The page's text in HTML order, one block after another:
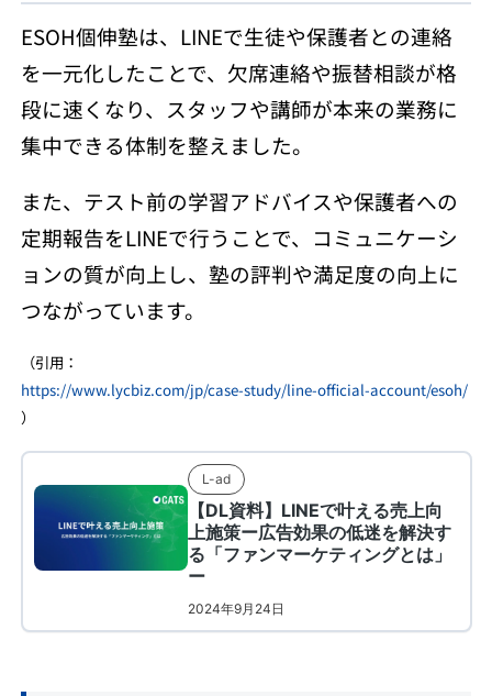
ESOH個伸塾は、LINEで生徒や保護者との連絡
を一元化したことで、欠席連絡や振替相談が格
段に速くなり、スタッフや講師が本来の業務に
集中できる体制を整えました。
また、テスト前の学習アドバイスや保護者への
定期報告をLINEで行うことで、コミュニケーシ
ョンの質が向上し、塾の評判や満足度の向上に
つながっています。
（引用：
https://www.lycbiz.com/jp/case-study/line-official-account/esoh/
）